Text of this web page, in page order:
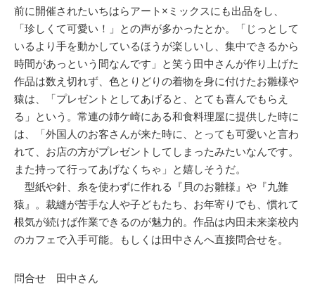
前に開催されたいちはらアート×ミックスにも出品をし、
「珍しくて可愛い！」との声が多かったとか。「じっとして
いるより手を動かしているほうが楽しいし、集中できるから
時間があっという間なんです」と笑う田中さんが作り上げた
作品は数え切れず、色とりどりの着物を身に付けたお雛様や
猿は、「プレゼントとしてあげると、とても喜んでもらえ
る」という。常連の姉ケ崎にある和食料理屋に提供した時に
は、「外国人のお客さんが来た時に、とっても可愛いと言わ
れて、お店の方がプレゼントしてしまったみたいなんです。
また持って行ってあげなくちゃ」と嬉しそうだ。
型紙や針、糸を使わずに作れる『貝のお雛様』や『九難
猿』。裁縫が苦手な人や子どもたち、お年寄りでも、慣れて
根気が続けば作業できるのが魅力的。作品は内田未来楽校内
のカフェで入手可能。もしくは田中さんへ直接問合せを。
問合せ 田中さん